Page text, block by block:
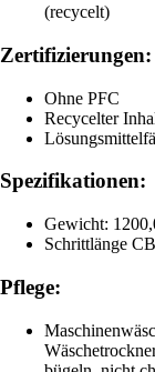
(recycelt)
Zertifizierungen:
Ohne PFC
Recycelter
Spezifikationen:
Gewicht:
Schrittlänge
Pflege: